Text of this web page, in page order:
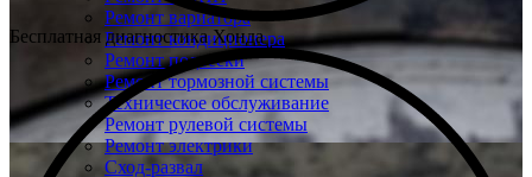
Ремонт вариатора
Ремонт кондиционера
Ремонт подвески
Ремонт тормозной системы
Техническое обслуживание
Ремонт рулевой системы
Ремонт электрики
Сход-развал
Бесплатная диагностика Хонда